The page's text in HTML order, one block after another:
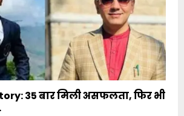
35 बार मिली असफलता, फिर भी